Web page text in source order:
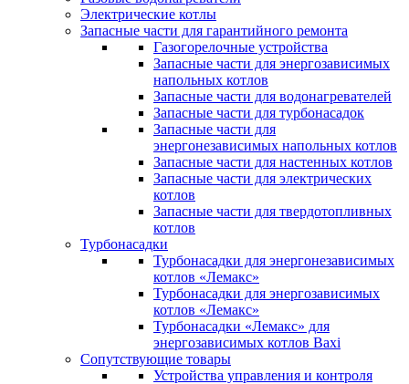
Электрические котлы
Запасные части для гарантийного ремонта
Газогорелочные устройства
Запасные части для энергозависимых
напольных котлов
Запасные части для водонагревателей
Запасные части для турбонасадок
Запасные части для
энергонезависимых напольных котлов
Запасные части для настенных котлов
Запасные части для электрических
котлов
Запасные части для твердотопливных
котлов
Турбонасадки
Турбонасадки для энергонезависимых
котлов «Лемакс»
Турбонасадки для энергозависимых
котлов «Лемакс»
Турбонасадки «Лемакс» для
энергозависимых котлов Baxi
Сопутствующие товары
Устройства управления и контроля